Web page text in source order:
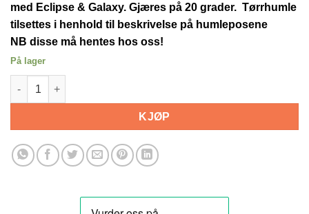
med Eclipse & Galaxy. Gjæres på 20 grader. Tørrhumle
tilsettes i henhold til beskrivelse på humleposene
NB disse må hentes hos oss!
På lager
HopZilla Blonde FWK antall
KJØP